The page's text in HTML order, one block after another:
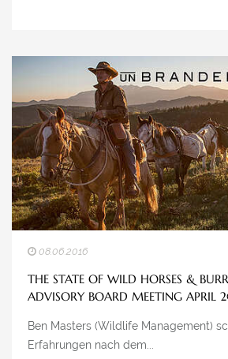
08.06.2016
THE STATE OF WILD HORSES &
ADVISORY BOARD MEETING APRIL
Ben Masters (Wildlife Management)
Erfahrungen nach dem...